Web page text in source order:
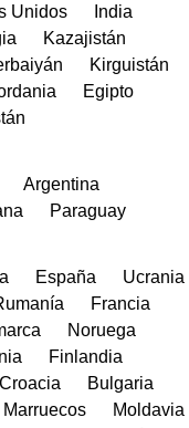
Unidos
India
Kazajistán
Kirguistán
Egipto
Argentina
Paraguay
España
Ucrania
Francia
Noruega
Finlandia
Croacia
Bulgaria
Marruecos
Moldavia